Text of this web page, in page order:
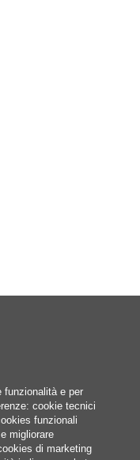
funzionalità e per
cookie tecnici
funzionali
migliorare
di marketing